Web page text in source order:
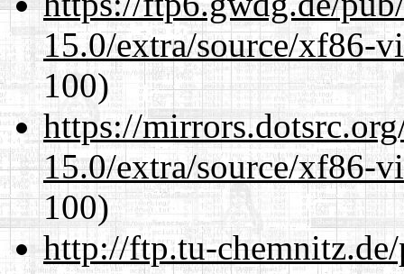
15.0/extra/source/xf86-
100)
https://
15.0/extra/source/xf86-
100)
http://ftp.tu-